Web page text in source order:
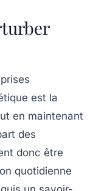
est la
en maintenant
des
donc être
quotidienne